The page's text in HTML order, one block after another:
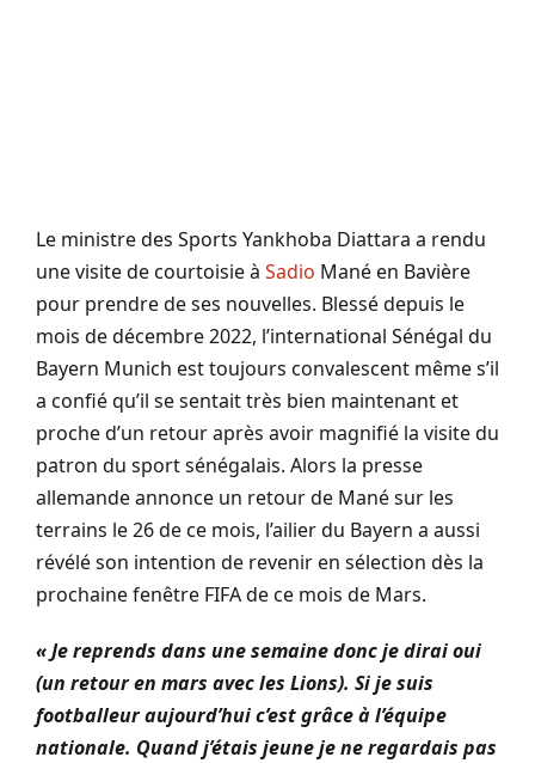
Le ministre des Sports Yankhoba Diattara a rendu
une visite de courtoisie à Sadio Mané en Bavière
pour prendre de ses nouvelles. Blessé depuis le
mois de décembre 2022, l’international Sénégal du
Bayern Munich est toujours convalescent même s’il
a confié qu’il se sentait très bien maintenant et
proche d’un retour après avoir magnifié la visite du
patron du sport sénégalais. Alors la presse
allemande annonce un retour de Mané sur les
terrains le 26 de ce mois, l’ailier du Bayern a aussi
révélé son intention de revenir en sélection dès la
prochaine fenêtre FIFAde ce mois de Mars.
« Je reprends dans une semaine donc je dirai oui
(un retour en mars avec les Lions). Si je suis
footballeur aujourd’hui c’est grâce à l’équipe
nationale. Quand j’étais jeune je ne regardais pas